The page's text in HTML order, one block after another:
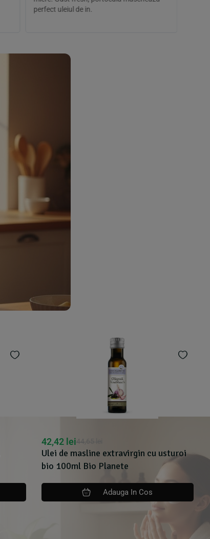
perfect uleiul de in.
Ulei de masline extravirgin cu usturoi
bio 100ml Bio Planete
44,65
42,42 lei
Adauga In Cos